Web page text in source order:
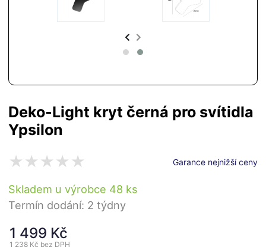
Deko-Light kryt černá pro svítidla
Ypsilon
Garance nejnižší ceny
Skladem u výrobce 48 ks
Termín dodání: 2 týdny
1 499 Kč
1 238 Kč bez DPH